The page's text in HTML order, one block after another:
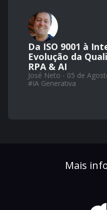
Da ISO 9001 à
Evolução da
RPA & AI
José Neto - 05 de
#IA Generativa
Mais